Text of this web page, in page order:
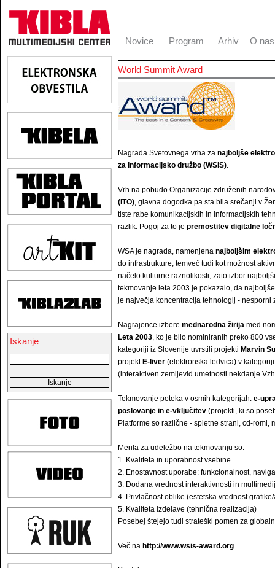
Novice Program Arhiv O nas
Iskanje
World Summit Award
Nagrada Svetovnega vrha za najboljše
za informacijsko družbo (WSIS).
Vrh na pobudo Organizacije združenih
(ITO), glavna dogodka pa sta bila srečanji v
tiste rabe komunikacijskih in informacijskih
razlik. Pogoj za to je premostitev digitalne
WSA je nagrada, namenjena najboljšim
do infrastrukture, temveč tudi kot možnost
načelo kulturne raznolikosti, zato izbor
tekmovanje leta 2003 je pokazalo, da
je največja koncentracija tehnologij -
Nagrajence izbere mednarodna žirija med
Leta 2003, ko je bilo nominiranih preko 800
kategoriji iz Slovenije uvrstili projekti Marvin
projekt E-liver (elektronska ledvica) v
(interaktiven zemljevid umetnosti nekdanje
Tekmovanje poteka v osmih kategorijah: e-
poslovanje in e-vključitev (projekti, ki so
Platforme so različne - spletne strani, cd-
Merila za udeležbo na tekmovanju so:
1. Kvaliteta in uporabnost vsebine
2. Enostavnost uporabe: funkcionalnost,
3. Dodana vrednost interaktivnosti in
4. Privlačnost oblike (estetska vrednost
5. Kvaliteta izdelave (tehnična realizacija)
Posebej štejejo tudi strateški pomen za
Več na http://www.wsis-award.org.